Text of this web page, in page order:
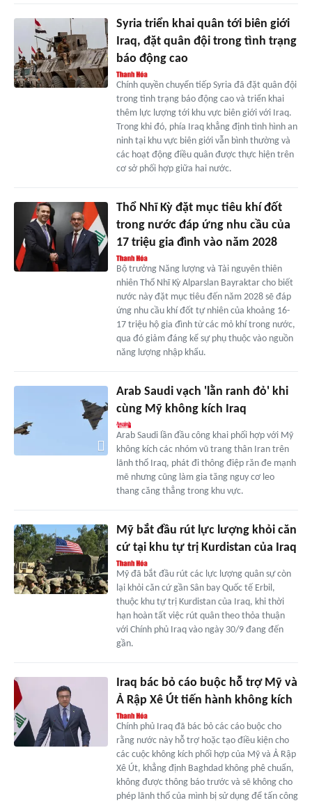
Syria triển khai quân tới biên giới
Iraq, đặt quân đội trong tình trạng
báo động cao
Chính quyền chuyển tiếp Syria đã đặt quân đội
trong tình trạng báo động cao và triển khai
thêm lực lượng tới khu vực biên giới với Iraq.
Trong khi đó, phía Iraq khẳng định tình hình an
ninh tại khu vực biên giới vẫn bình thường và
các hoạt động điều quân được thực hiện trên
cơ sở phối hợp giữa hai nước.
Thổ Nhĩ Kỳ đặt mục tiêu khí đốt
trong nước đáp ứng nhu cầu của
17 triệu gia đình vào năm 2028
Bộ trưởng Năng lượng và Tài nguyên thiên
nhiên Thổ Nhĩ Kỳ Alparslan Bayraktar cho biết
nước này đặt mục tiêu đến năm 2028 sẽ đáp
ứng nhu cầu khí đốt tự nhiên của khoảng 16-
17 triệu hộ gia đình từ các mỏ khí trong nước,
qua đó giảm đáng kể sự phụ thuộc vào nguồn
năng lượng nhập khẩu.
Arab Saudi vạch 'lằn ranh đỏ' khi
cùng Mỹ không kích Iraq
Arab Saudi lần đầu công khai phối hợp với Mỹ
không kích các nhóm vũ trang thân Iran trên
lãnh thổ Iraq, phát đi thông điệp răn đe mạnh
mẽ nhưng cũng làm gia tăng nguy cơ leo
thang căng thẳng trong khu vực.
Mỹ bắt đầu rút lực lượng khỏi căn
cứ tại khu tự trị Kurdistan của Iraq
Mỹ đã bắt đầu rút các lực lượng quân sự còn
lại khỏi căn cứ gần Sân bay Quốc tế Erbil,
thuộc khu tự trị Kurdistan của Iraq, khi thời
hạn hoàn tất việc rút quân theo thỏa thuận
với Chính phủ Iraq vào ngày 30/9 đang đến
gần.
Iraq bác bỏ cáo buộc hỗ trợ Mỹ và
Ả Rập Xê Út tiến hành không kích
Chính phủ Iraq đã bác bỏ các cáo buộc cho
rằng nước này hỗ trợ hoặc tạo điều kiện cho
các cuộc không kích phối hợp của Mỹ và Ả Rập
Xê Út, khẳng định Baghdad không phê chuẩn,
không được thông báo trước và sẽ không cho
phép lãnh thổ của mình bị sử dụng để tấn công